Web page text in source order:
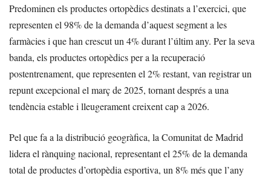
Predominen els productes ortopèdics destinats a l’exercici, que
representen el 98% de la demanda d’aquest segment a les
farmàcies i que han crescut un 4% durant l’últim any. Per la seva
banda, els productes ortopèdics per a la recuperació
postentrenament, que representen el 2% restant, van registrar un
repunt excepcional el març de 2025, tornant després a una
tendència estable i lleugerament creixent cap a 2026.
Pel que fa a la distribució geogràfica, la Comunitat de Madrid
lidera el rànquing nacional, representant el 25% de la demanda
total de productes d’ortopèdia esportiva, un 8% més que l’any